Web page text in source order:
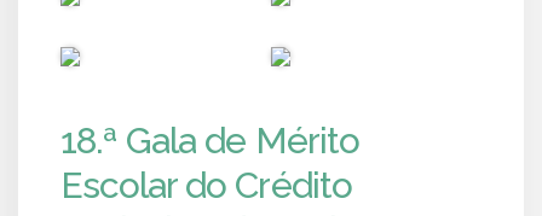
18.ª Gala de Mérito
Escolar do Crédito